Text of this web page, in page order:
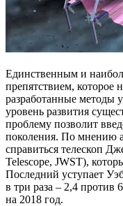
Единственным и
препятствием, которое
разработанные методы
уровень развития
проблему позволит
поколения. По мнению
справиться телескоп
Telescope, JWST),
Последний уступает
в три раза – 2,4 против
на 2018 год.